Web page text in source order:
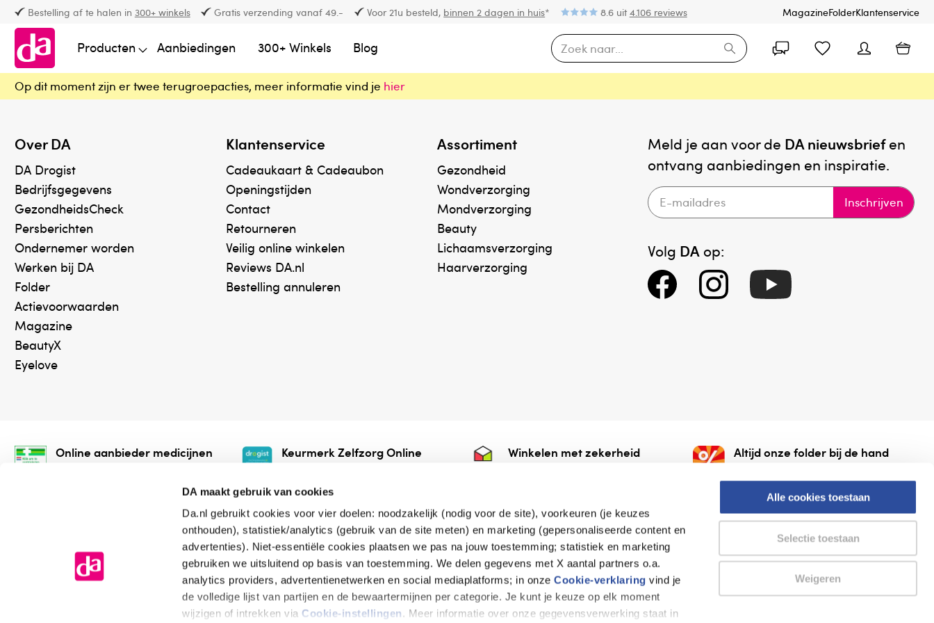
DA maakt gebruik van cookies
Da.nl gebruikt cookies voor vier doelen: noodzakelijk (nodig voor de site), voorkeuren (je keuzes
onthouden), statistiek/analytics (gebruik van de site meten) en marketing (gepersonaliseerde content en
advertenties). Niet-essentiële cookies plaatsen we pas na jouw toestemming; statistiek en marketing
gebruiken we uitsluitend op basis van toestemming. We delen gegevens met X aantal partners o.a.
analytics providers, advertentienetwerken en social mediaplatforms; in onzeCookie-verklaring vind je
de volledige lijst van partijen en de bewaartermijnen per categorie. Je kunt je keuze op elk moment
wijzigen of intrekken via Cookie-instellingen. Meer informatie over onze gegevensverwerking staat in
Alle cookies toestaan
Selectie toestaan
Weigeren
Bestelling af te halen in 300+ winkels Gratis verzending vanaf 49.- Voor 21u besteld, binnen 2 dagen in huis* 8.6 uit4.106 reviews MagazineFolderKlantenservice
Producten Aanbiedingen 300+ Winkels Blog
Op dit moment zijn er twee terugroepacties, meer informatie vind je hier
Over DA
DA Drogist
Bedrijfsgegevens
GezondheidsCheck
Persberichten
Ondernemer worden
Werken bij DA
Folder
Actievoorwaarden
Magazine
BeautyX
Eyelove
Klantenservice
Cadeaukaart & Cadeaubon
Openingstijden
Contact
Retourneren
Veilig online winkelen
Reviews DA.nl
Bestelling annuleren
Assortiment
Gezondheid
Wondverzorging
Mondverzorging
Beauty
Lichaamsverzorging
Haarverzorging
Meld je aan voor de DA nieuwsbriefen
ontvang aanbiedingen en inspiratie.
Inschrijven
Volg DA op:
Online aanbieder medicijnen
onze webshop mag verkopen.
Keurmerk Zelfzorg Online
online.
Winkelen met zekerheid Altijd onze folder bij de hand
AlleFolders.
de vriendelijke specialist
Algemene voorwaarden Cookieverklaring Disclaimer Privacy verklaring Thuiswinkel waarborg